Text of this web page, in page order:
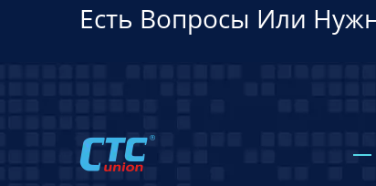
Есть Вопросы Или